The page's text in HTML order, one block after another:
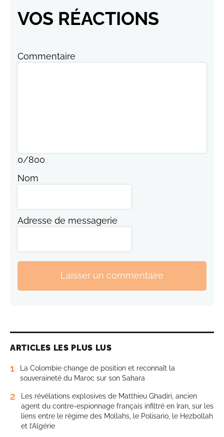
VOS RÉACTIONS
Commentaire
0/800
Nom
Adresse de messagerie
Laisser un commentaire
ARTICLES LES PLUS LUS
1
La Colombie change de position et reconnaît la
souveraineté du Maroc sur son Sahara
2
Les révélations explosives de Matthieu Ghadiri, ancien
agent du contre-espionnage français infiltré en Iran, sur les
liens entre le régime des Mollahs, le Polisario, le Hezbollah
et l’Algérie